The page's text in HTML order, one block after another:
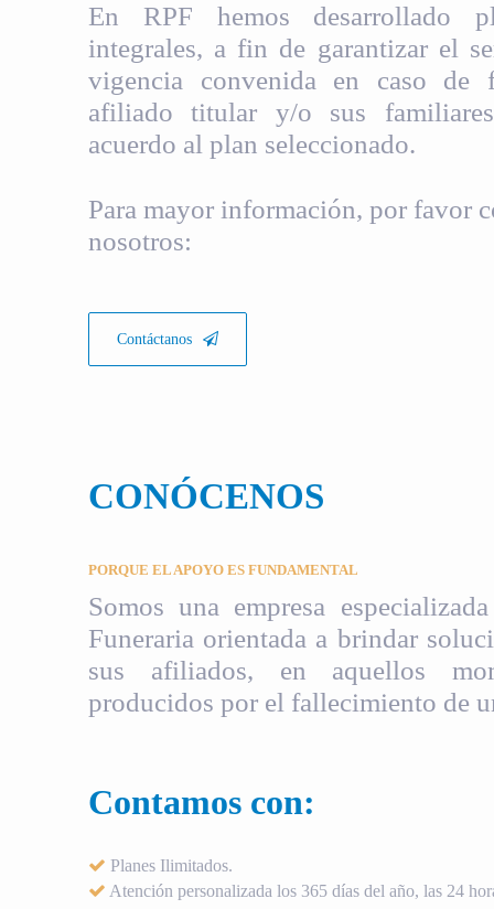
En RPF hemos desarrollado
integrales, a fin de garantizar el
vigencia convenida en caso de
afiliado titular y/o sus
acuerdo al plan seleccionado.
Para mayor información, por favor
nosotros:
Contáctanos
CONÓCENOS
PORQUE EL APOYO ES FUNDAMENTAL
Somos una empresa
Funeraria orientada a brindar
sus afiliados, en aquellos
producidos por el fallecimiento de
Contamos con:
Planes Ilimitados.
Atención personalizada los 365 días del año, las 24